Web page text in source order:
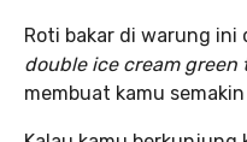
Roti bakar di warung ini
double ice cream green
membuat kamu